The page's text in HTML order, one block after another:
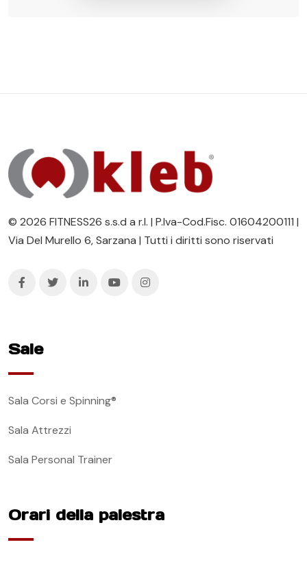
© 2026 FITNESS26 s.s.d a r.l. | P.Iva-Cod.Fisc. 01604200111 |
Via Del Murello 6, Sarzana | Tutti i diritti sono riservati
Sale
Sala Corsi e Spinning®
Sala Attrezzi
Sala Personal Trainer
Orari della palestra